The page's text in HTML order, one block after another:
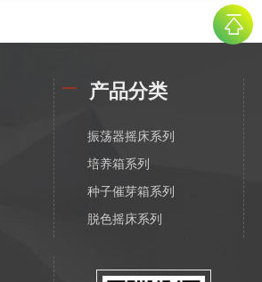
产品分类
振荡器摇床系列
培养箱系列
种子催芽箱系列
脱色摇床系列
恒温磁力搅拌器系列